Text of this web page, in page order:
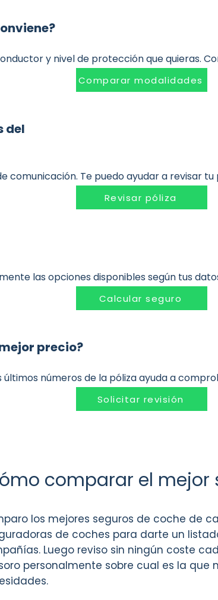
y nivel de protección que quieras.
Comparar modalidades
del
comunicación. Te puedo ayudar a revisar
Revisar póliza
las opciones disponibles según tus
Calcular seguro
precio?
números de la póliza ayuda a
Solicitar revisión
comparar el mejor
los mejores seguros de coche de
de coches para darte un
Luego reviso sin ningún coste
personalmente sobre cual es la que